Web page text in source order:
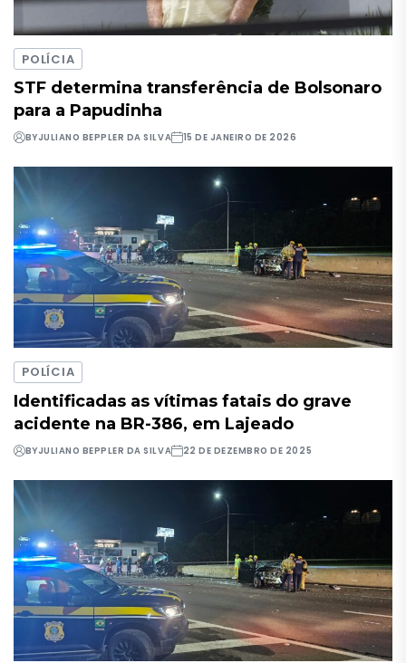
POLÍCIA
STF determina transferência de Bolsonaro
para a Papudinha
BYJULIANO BEPPLER DA SILVA 15 DE JANEIRO DE 2026
POLÍCIA
Identificadas as vítimas fatais do grave
acidente na BR-386, em Lajeado
BYJULIANO BEPPLER DA SILVA 22 DE DEZEMBRO DE 2025